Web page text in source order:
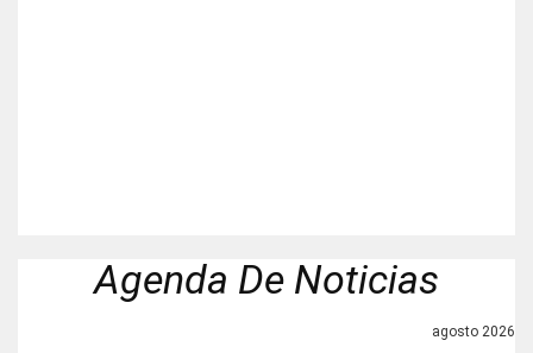
Agenda De Noticias
agosto 2026